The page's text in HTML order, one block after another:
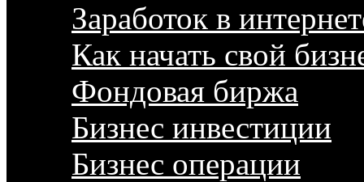
Заработок в
Как начать свой
Фондовая биржа
Бизнес инвестиции
Бизнес операции